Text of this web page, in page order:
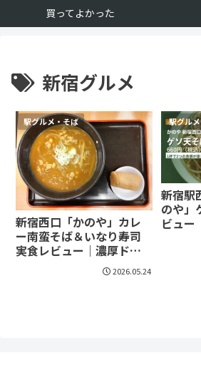
買ってよかった
新宿グルメ
駅グルメ・そば
新宿西口「かのや」カレ
ー南蛮そば＆いなり寿司
実食レビュー｜濃厚ドロ
ッと、夏に効く一杯2026.05.24
駅グル
新宿駅
のや」
ビュー